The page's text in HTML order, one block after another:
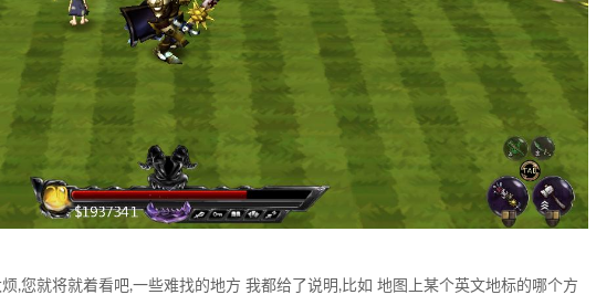
,您就将就着看吧,一些难找的地方 我都给了说明,比如 地图上某个英文地标的哪个方